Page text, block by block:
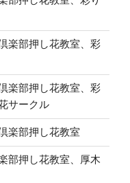
楽部押し花教室、彩
楽部押し花教室、彩
サークル
楽部押し花教室
部押し花教室、厚木